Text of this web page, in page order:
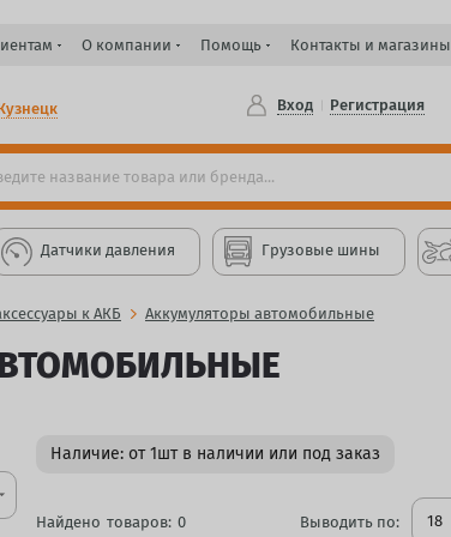
О компании Помощь Контакты и магазины
Вход Регистрация
Датчики давления Грузовые шины
к АКБ Аккумуляторы автомобильные
arrow_drop_down
Наличие: от 1шт в наличии или под заказ
Найдено товаров: 0 Выводить по: 18